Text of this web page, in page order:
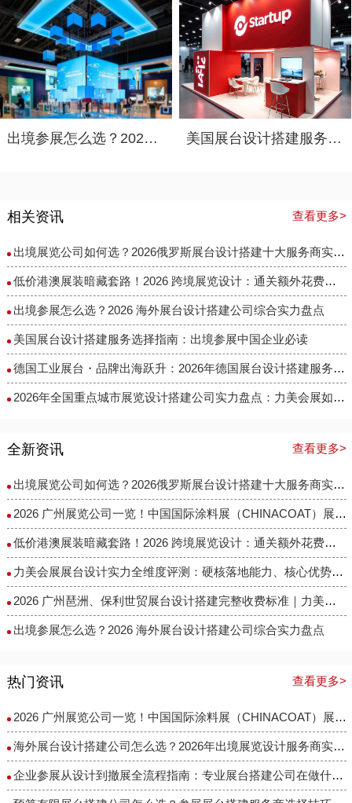
出境参展怎么选？2026 海外展台设计搭建公司综合实力盘点 美国展台设计搭建服务选择指南：出境参展中国企业必读
相关资讯 查看更多>
出境展览公司如何选？2026俄罗斯展台设计搭建十大服务商实力盘点
低价港澳展装暗藏套路！2026 跨境展览设计：通关额外花费避雷指南
出境参展怎么选？2026 海外展台设计搭建公司综合实力盘点
美国展台设计搭建服务选择指南：出境参展中国企业必读
德国工业展台・品牌出海跃升：2026年德国展台设计搭建服务商选择指南
​2026年全国重点城市展览设计搭建公司实力盘点：力美会展如何做到性价比与专业度兼得？
全新资讯 查看更多>
出境展览公司如何选？2026俄罗斯展台设计搭建十大服务商实力盘点
2026 广州展览公司一览！中国国际涂料展（CHINACOAT）展台设计搭建服务商推荐
低价港澳展装暗藏套路！2026 跨境展览设计：通关额外花费避雷指南
力美会展展台设计实力全维度评测：硬核落地能力、核心优势与适配场景解析
2026 广州琶洲、保利世贸展台设计搭建完整收费标准｜力美会展分级包干报价，全程无隐形增项
出境参展怎么选？2026 海外展台设计搭建公司综合实力盘点
热门资讯 查看更多>
2026 广州展览公司一览！中国国际涂料展（CHINACOAT）展台设计搭建服务商推荐
海外展台设计搭建公司怎么选？2026年出境展览设计服务商实力全解析
企业参展从设计到撤展全流程指南：专业展台搭建公司在做什么？